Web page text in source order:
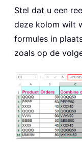
Stel dat u een
deze kolom wilt
formules in
zoals op de